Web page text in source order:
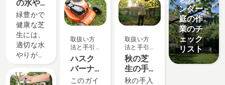
の水や
り
緑豊かで
健康な芝
生には、
適切な水
やりが欠
ん。ここ
ます。粉
塵の多い
件では、
オイルを
より頻繁
に交換す
る必要が
取扱い方
法と手引
き
ハスク
バーナ
芝刈機
このガイ
役立つ、
考慮する
つかのポ
イントを
ご紹介し
ます。
取扱い方
法と手引
き
秋の芝
生の手
入れ方
秋の手入
す。ここ
では、気
温が高く
なる季節
でも芝生
を美しく
ンダー –
庭の作
業のチ
ェック
リスト